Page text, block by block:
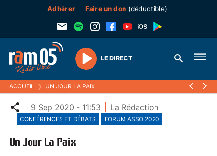
Adhérer Faire un don (déductible)
Play
LE DIRECT
ACCUEIL ❯ UN JOUR LA PAIX
Partager
9 Sep 2020 - 11:53 La Rédaction
CONFÉRENCES ET DÉBATS FORUM ASSO 2020
Un Jour La Paix